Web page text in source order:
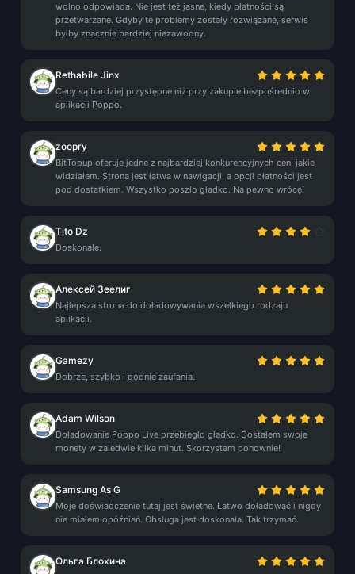
wolno odpowiada. Nie jest też jasne, kiedy płatności są
przetwarzane. Gdyby te problemy zostały rozwiązane, serwis
byłby znacznie bardziej niezawodny.
Rethabile Jinx
Ceny są bardziej przystępne niż przy zakupie bezpośrednio w
aplikacji Poppo.
zoopry
BitTopup oferuje jedne z najbardziej konkurencyjnych cen, jakie
widziałem. Strona jest łatwa w nawigacji, a opcji płatności jest
pod dostatkiem. Wszystko poszło gładko. Na pewno wrócę!
Tito Dz
Doskonale.
Алексей Зеелиг
Najlepsza strona do doładowywania wszelkiego rodzaju
aplikacji.
Gamezy
Dobrze, szybko i godnie zaufania.
Adam Wilson
Doładowanie Poppo Live przebiegło gładko. Dostałem swoje
monety w zaledwie kilka minut. Skorzystam ponownie!
Samsung As G
Moje doświadczenie tutaj jest świetne. Łatwo doładować i nigdy
nie miałem opóźnień. Obsługa jest doskonała. Tak trzymać.
Ольга Блохина